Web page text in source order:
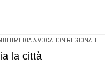
A VOCATION REGIONALE
la città